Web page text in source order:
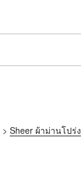
> Sheer ผ้าม่านโปร่ง